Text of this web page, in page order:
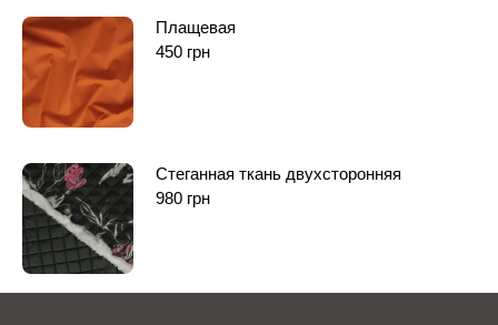
Плащевая
450 грн
Стеганная ткань двухсторонняя
980 грн